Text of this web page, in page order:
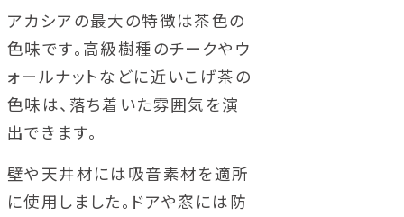
アカシアの最大の特徴は茶色の
色味です。高級樹種のチークやウ
ォールナットなどに近いこげ茶の
色味は、落ち着いた雰囲気を演
出できます。
壁や天井材には吸音素材を適所
に使用しました。ドアや窓には防